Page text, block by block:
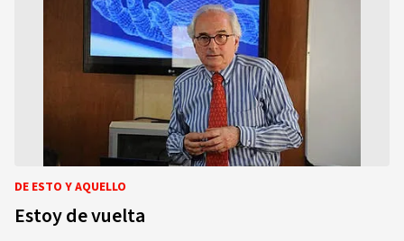
DE ESTO Y AQUELLO
Estoy de vuelta